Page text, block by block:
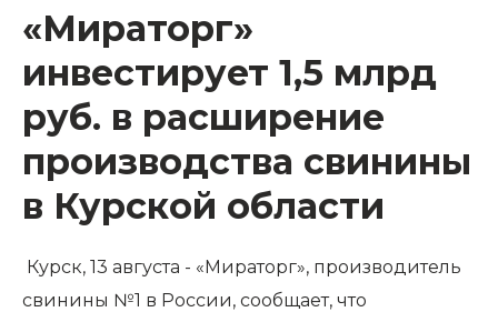
«Мираторг»
инвестирует 1,5 млрд
руб. в расширение
производства свинины
в Курской области
Курск, 13 августа - «Мираторг», производитель
свинины №1 в России, сообщает, что